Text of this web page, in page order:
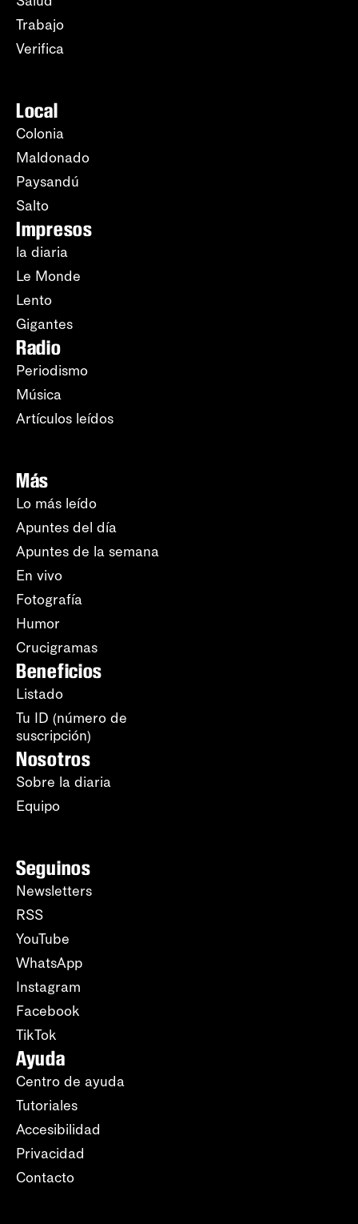
Trabajo
Verifica
Local
Colonia
Maldonado
Paysandú
Salto
Impresos
la diaria
Le Monde
Lento
Gigantes
Radio
Periodismo
Música
Artículos leídos
Más
Lo más leído
Apuntes del día
Apuntes de la semana
En vivo
Fotografía
Humor
Crucigramas
Beneficios
Listado
Tu ID (número de
suscripción)
Nosotros
Sobre la diaria
Equipo
Seguinos
Newsletters
RSS
YouTube
WhatsApp
Instagram
Facebook
TikTok
Ayuda
Centro de ayuda
Tutoriales
Accesibilidad
Privacidad
Contacto